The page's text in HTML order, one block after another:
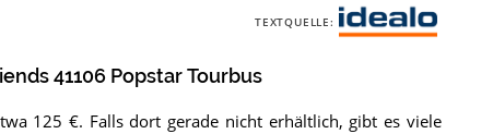
Friends
Tourbus
TEXTQUELLE:
i
41106 Popstar Tourbus
125 €. Falls dort gerade nicht erhältlich, gibt es viele